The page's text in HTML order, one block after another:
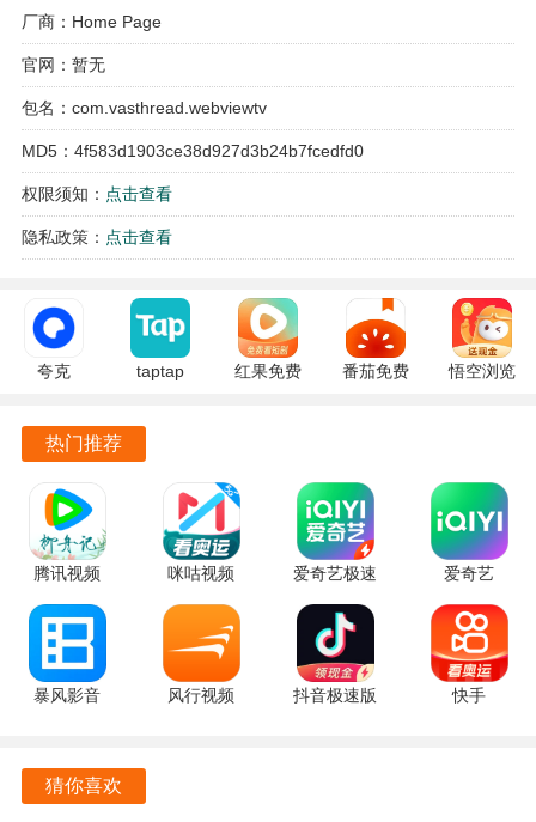
容。
提供多信号切换功能，保障用户的观看体验。
智能回放记录功能让用户可以随时回看之前的节目。
软件支持1080P、4K等高清画质，让用户在家也能享受影院
级的观影体验。
软件汇聚了国内外众多影视、直播、短视频等优质内容。
这满足了用户多样化的观看需求，提升了整体使用体验。
欧歌Web电视功能描述
为用户提供了丰富的影视资源，随时随地享受视频、影片带
来的乐趣。用户可以直接在App内播放喜欢的视频节目，实
现在线观看。
软件支持高速的视频下载速度，方便用户离线观看。
无论是电影、电视剧、综艺、 动漫等各种类型的影视作品，
用户都能在这里找到。
欧歌Web电视还提供多种频道更改方式，用户可以根据个人
厂商：Home Page
官网：暂无
包名：com.vasthread.webviewtv
MD5：4f583d1903ce38d927d3b24b7fcedfd0
权限须知： 点击查看
隐私政策： 点击查看
夸克
官方正版
taptap
rel#100000
红果免费
番茄免费
悟空浏览
热门推荐
腾讯视频
9.04.16.32055
最新版
咪咕视频
6.6.20 手机
爱奇艺极速
版 6.7.5 手
机版
爱奇艺
17.7.5 最新
版
暴风影音
风行视频
抖音极速版
快手
猜你喜欢